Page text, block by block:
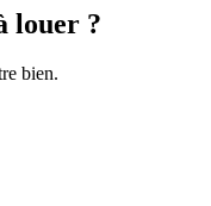
louer ?
bien.